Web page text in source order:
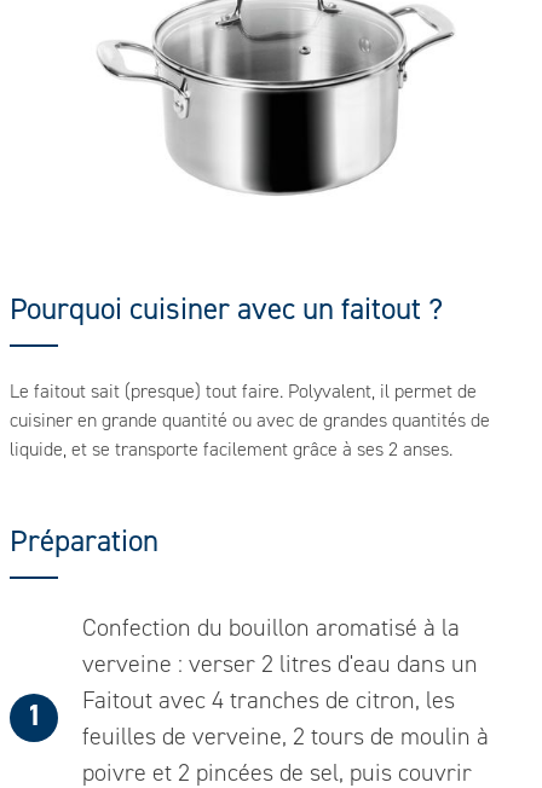
Préparation
Confection du bouillon aromatisé à la
verveine : verser 2 litres d'eau dans un
Faitout avec 4 tranches de citron, les
feuilles de verveine, 2 tours de moulin à
poivre et 2 pincées de sel, puis couvrir
Pourquoi cuisiner avec un faitout ?
Le faitout sait (presque) tout faire. Polyvalent, il permet de
cuisiner en grande quantité ou avec de grandes quantités de
liquide, et se transporte facilement grâce à ses 2 anses.